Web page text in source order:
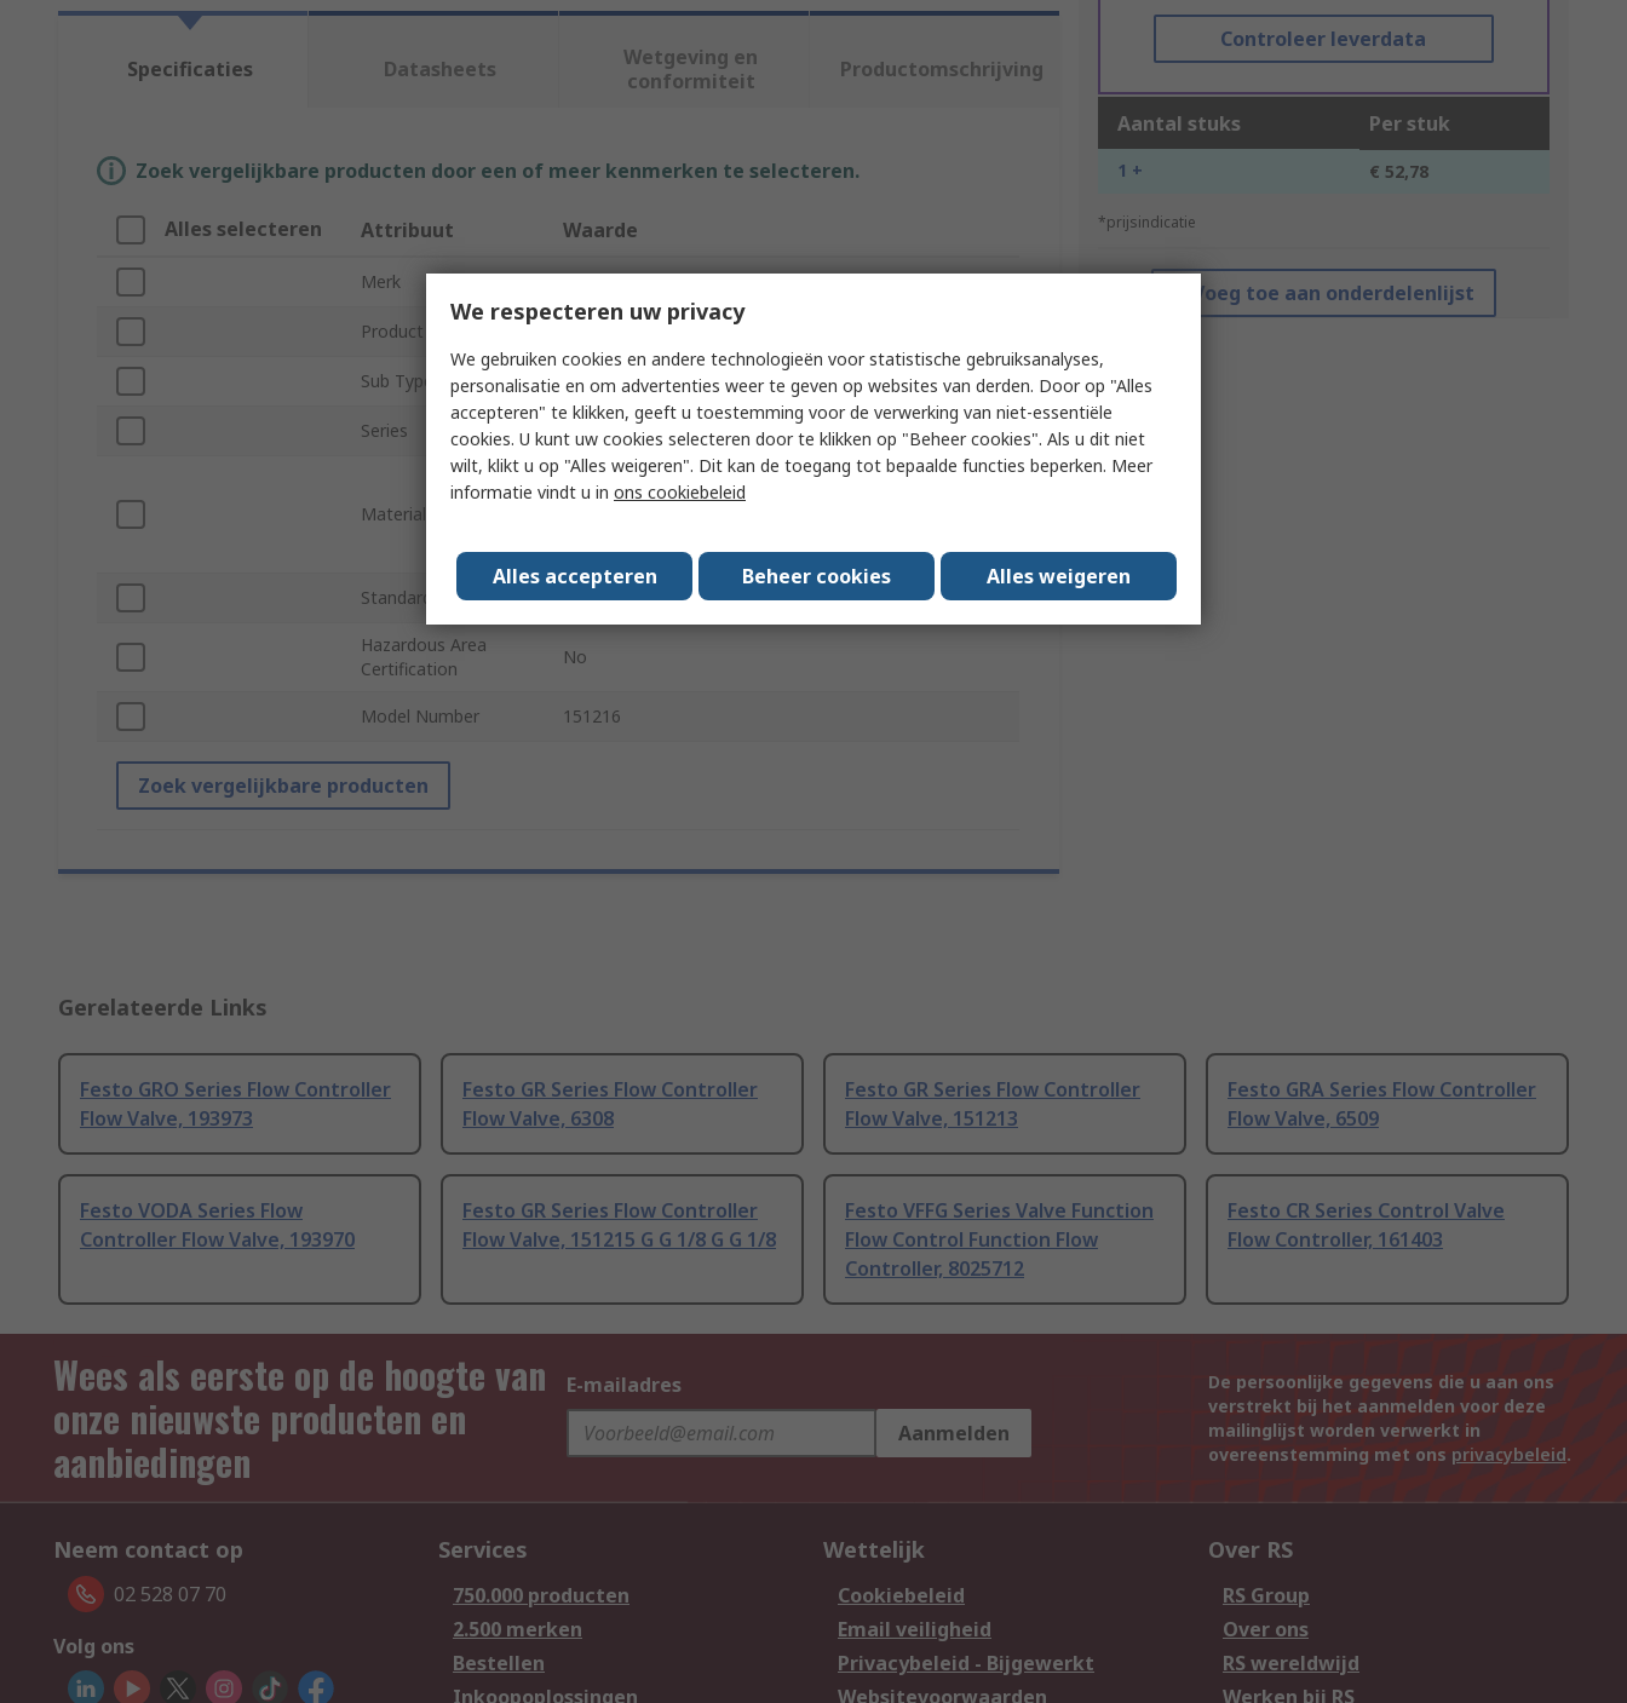
Controleer leverdata
Aantal stuks Per stuk
1 + € 52,78
*prijsindicatie
Voeg toe aan onderdelenlijst
Specificaties Datasheets
Wetgeving en
conformiteit
Productomschrijving
Zoek vergelijkbare producten door een of meer kenmerken te selecteren.
Alles selecteren Attribuut Waarde
Merk
Product Type
Sub Type Flow Controller
Series GRO
Material
Perfluoroelastomer, Polytetrafluoroethylene,
Polychlorotrifluoroethylene, Polyphenylene Sulfide,
Polyetheretherketone
Standards/Approvals No
Hazardous Area
Certification
No
Model Number 151216
Zoek vergelijkbare producten
Gerelateerde Links
Festo GRO Series Flow Controller
Flow Valve, 193973
Festo GR Series Flow Controller
Flow Valve, 6308
Festo GR Series Flow Controller
Flow Valve, 151213
Festo GRA Series Flow Controller
Flow Valve, 6509
Festo VODA Series Flow
Controller Flow Valve, 193970
Festo GR Series Flow Controller
Flow Valve, 151215 G G 1/8 G G 1/8
Festo VFFG Series Valve Function
Flow Control Function Flow
Controller, 8025712
Festo CR Series Control Valve
Flow Controller, 161403
Wees als eerste op de hoogte van
onze nieuwste producten en
aanbiedingen
E-mailadres
Aanmelden
De persoonlijke gegevens die u aan ons
verstrekt bij het aanmelden voor deze
mailinglijst worden verwerkt in
overeenstemming met ons privacybeleid.
Neem contact op
02 528 07 70
Volg ons
Services
750.000 producten
2.500 merken
Bestellen
Inkoopoplossingen
Wettelijk
Cookiebeleid
Email veiligheid
Privacybeleid - Bijgewerkt
Websitevoorwaarden
Over RS
RS Group
Over ons
RS wereldwijd
Werken bij RS
We respecteren uw privacy
We gebruiken cookies en andere technologieën voor statistische gebruiksanalyses,
personalisatie en om advertenties weer te geven op websites van derden. Door op "Alles
accepteren" te klikken, geeft u toestemming voor de verwerking van niet-essentiële
cookies. U kunt uw cookies selecteren door te klikken op "Beheer cookies". Als u dit niet
wilt, klikt u op "Alles weigeren". Dit kan de toegang tot bepaalde functies beperken. Meer
informatie vindt u in ons cookiebeleid
Alles accepteren Beheer cookies Alles weigeren